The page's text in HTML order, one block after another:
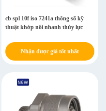
cb spl 10f iso 7241a thông số kỹ
thuật khớp nối nhanh thủy lực
Nhận được giá tốt nhất